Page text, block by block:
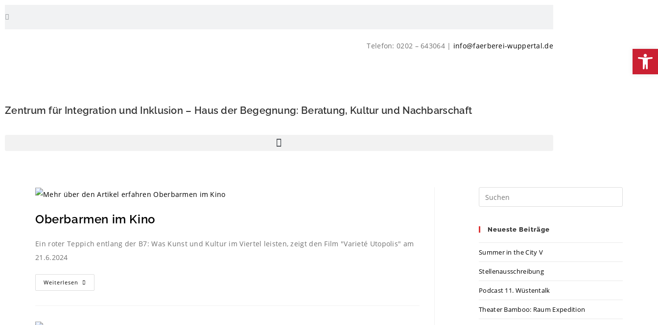
Telefon: 0202 – 643064 | info@faerberei-wuppertal.de
Zentrum für Integration und Inklusion – Haus der Begegnung: Beratung, Kultur und Nachbarschaft
Oberbarmen im Kino
Ein roter Teppich entlang der B7: Was Kunst und Kultur im Viertel leisten, zeigt den Film "Varieté Utopolis" am
21.6.2024
Weiterlesen
Neueste Beiträge
Summer in the City V
Stellenausschreibung
Podcast 11. Wüstentalk
Theater Bamboo: Raum Expedition